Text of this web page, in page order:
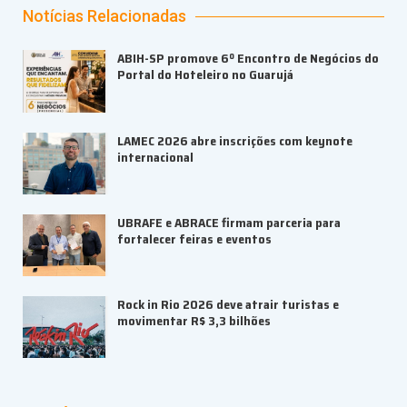
Notícias Relacionadas
ABIH-SP promove 6º Encontro de Negócios do
Portal do Hoteleiro no Guarujá
LAMEC 2026 abre inscrições com keynote
internacional
UBRAFE e ABRACE firmam parceria para
fortalecer feiras e eventos
Rock in Rio 2026 deve atrair turistas e
movimentar R$ 3,3 bilhões